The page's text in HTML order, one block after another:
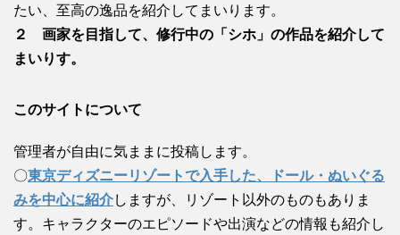
たい、至高の逸品を紹介してまいります。
２ 画家を目指して、修行中の「シホ」の作品を紹介して
まいりす。
このサイトについて
管理者が自由に気ままに投稿します。
〇東京ディズニーリゾートで入手した、ドール・ぬいぐる
みを中心に紹介しますが、リゾート以外のものもありま
す。キャラクターのエピソードや出演などの情報も紹介し